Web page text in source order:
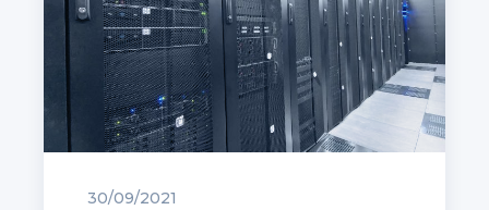
30/09/2021